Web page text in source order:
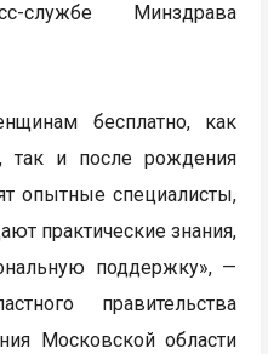
службе Минздрава
бесплатно, как
так и после рождения
опытные специалисты,
практические знания,
поддержку», —
правительства
Московской области